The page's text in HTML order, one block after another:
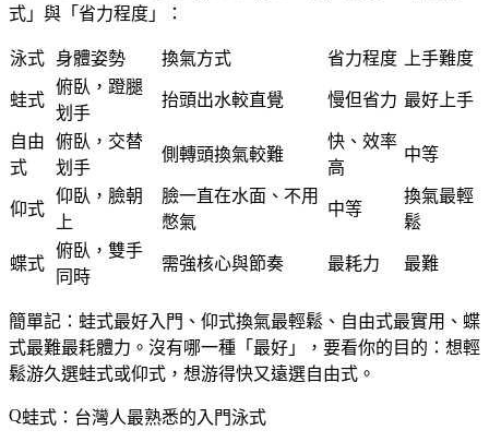
式」與「省力程度」：
泳式 身體姿勢 換氣方式 省力程度 上手難度
蛙式
俯臥，蹬腿
划手
抬頭出水較直覺 慢但省力 最好上手
自由
式
俯臥，交替
划手
側轉頭換氣較難
快、效率
高
中等
仰式
仰臥，臉朝
上
臉一直在水面、不用
憋氣
中等
換氣最輕
鬆
蝶式
俯臥，雙手
同時
需強核心與節奏 最耗力 最難
簡單記： 蛙式最好入門、仰式換氣最輕鬆、自由式最實用、蝶
式最難最耗體力 。沒有哪一種「最好」，要看你的目的：想輕
鬆游久選蛙式或仰式，想游得快又遠選自由式。
蛙式：台灣人最熟悉的入門泳式